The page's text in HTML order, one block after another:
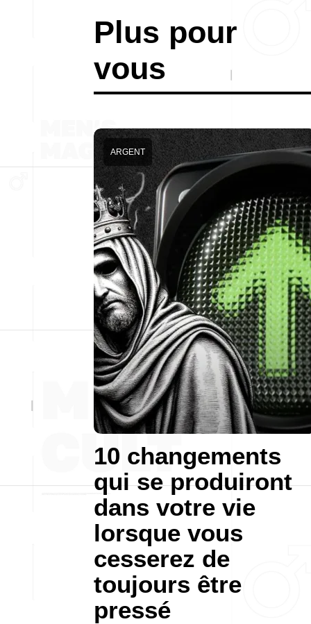
Plus pour
vous
10 changements
qui se produiront
dans votre vie
lorsque vous
cesserez de
toujours être
pressé
ARGENT